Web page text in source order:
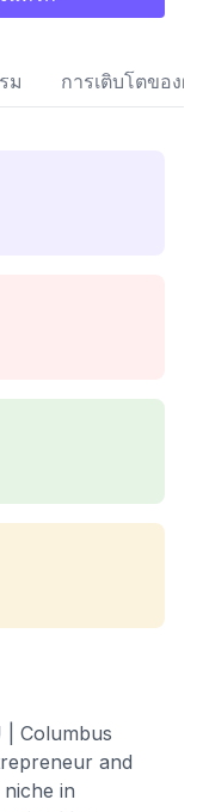
ม การเติบโตของผู้
| Columbus
and
in